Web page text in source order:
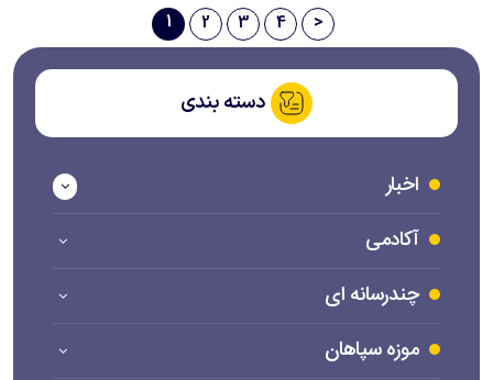
1 2 3 4 >
دسته بندی
اخبار
آکادمی
چندرسانه ای
موزه سپاهان